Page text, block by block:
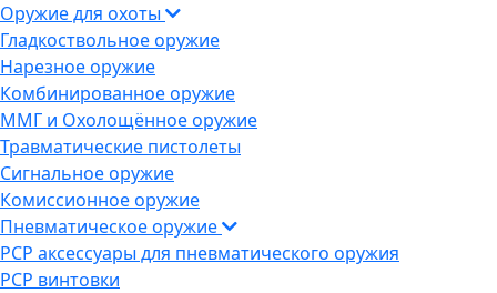
Оружие для охоты
Гладкоствольное оружие
Нарезное оружие
Комбинированное оружие
ММГ и Охолощённое оружие
Травматические пистолеты
Сигнальное оружие
Комиссионное оружие
Пневматическое оружие
PCP аксессуары для пневматического оружия
PCP винтовки